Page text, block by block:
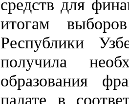
средств для
итогам
Республики
получила
образования
палате в